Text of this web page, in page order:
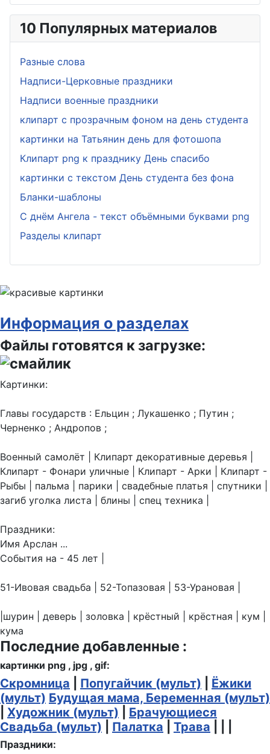
10 Популярных материалов
Разные слова
Надписи-Церковные праздники
Надписи военные праздники
клипарт с прозрачным фоном на день студента
картинки на Татьянин день для фотошопа
Клипарт png к празднику День спасибо
картинки с текстом День студента без фона
Бланки-шаблоны
С днём Ангела - текст объёмными буквами png
Разделы клипарт
Информация о разделах
Файлы готовятся к загрузке:
Картинки:
Главы государств : Ельцин ; Лукашенко ; Путин ;
Черненко ; Андропов ;
Военный самолёт | Клипарт декоративные деревья |
Клипарт - Фонари уличные | Клипарт - Арки | Клипарт -
Рыбы | пальма | парики | свадебные платья | спутники |
загиб уголка листа | блины | спец техника |
Праздники:
Имя Арслан ...
События на - 45 лет |
51-Ивовая свадьба | 52-Топазовая | 53-Урановая |
|шурин | деверь | золовка | крёстный | крёстная | кум |
кума
Последние добавленные :
картинки png , jpg , gif:
Скромница Попугайчик (мульт)
Ёжики
(мульт) Будущая мама, Беременная (мульт)
Художник (мульт)
Брачующиеся
Свадьба (мульт)
Палатка Трава
Праздники: